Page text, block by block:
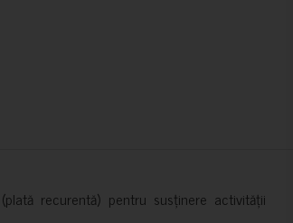
recurentă) pentru susținere activității